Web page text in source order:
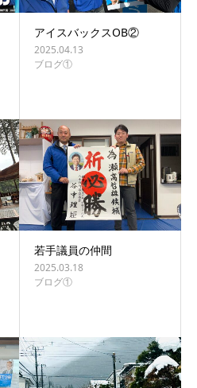
アイスバックスOB②
2025.04.13
ブログ①
若手議員の仲間
2025.03.18
ブログ①